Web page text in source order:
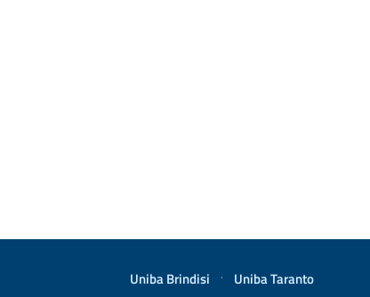
Uniba Brindisi · Uniba Taranto